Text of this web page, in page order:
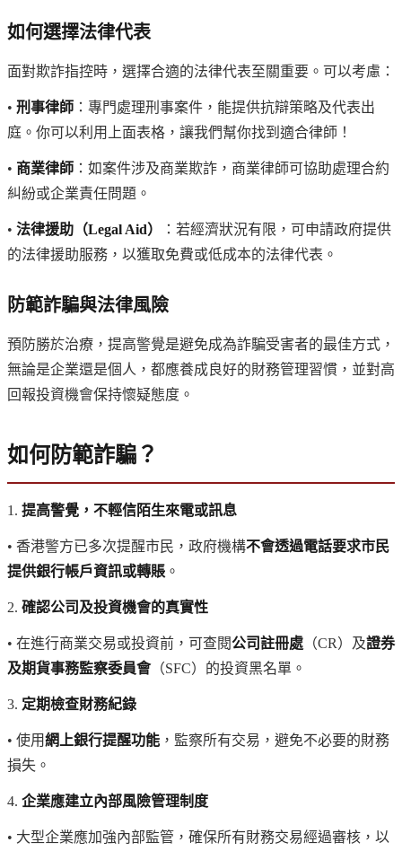
如何選擇法律代表
面對欺詐指控時，選擇合適的法律代表至關重要。可以考慮：
• 刑事律師 ：專門處理刑事案件，能提供抗辯策略及代表出
庭。你可以利用上面表格，讓我們幫你找到適合律師！
• 商業律師 ：如案件涉及商業欺詐，商業律師可協助處理合約
糾紛或企業責任問題。
• 法律援助（Legal Aid）
：若經濟狀況有限，可申請政府提供
的法律援助服務，以獲取免費或低成本的法律代表。
防範詐騙與法律風險
預防勝於治療，提高警覺是避免成為詐騙受害者的最佳方式，
無論是企業還是個人，都應養成良好的財務管理習慣，並對高
回報投資機會保持懷疑態度。
如何防範詐騙？
1. 提高警覺，不輕信陌生來電或訊息
• 香港警方已多次提醒市民，政府機構不會透過電話要求市民
提供銀行帳戶資訊或轉賬 。
2. 確認公司及投資機會的真實性
• 在進行商業交易或投資前，可查閱公司註冊處 （CR）及證券
及期貨事務監察委員會（SFC）的投資黑名單。
3. 定期檢查財務紀錄
• 使用網上銀行提醒功能 ，監察所有交易，避免不必要的財務
損失。
4. 企業應建立內部風險管理制度
• 大型企業應加強內部監管，確保所有財務交易經過審核，以